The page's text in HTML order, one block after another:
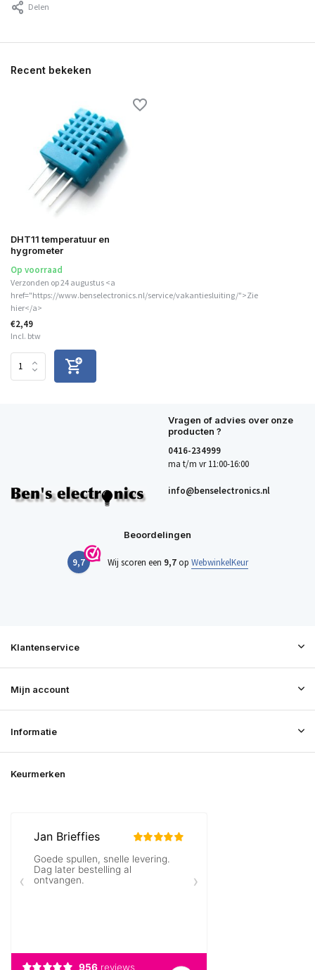
Delen
Recent bekeken
DHT11 temperatuur en
hygrometer
Op voorraad
Verzonden op 24 augustus <a
href="https://www.benselectronics.nl/service/vakantiesluiting/">Zie
hier</a>
€2,49
Incl. btw
Vragen of advies over onze
producten ?
0416-234999
ma t/m vr 11:00-16:00
info@benselectronics.nl
Beoordelingen
9,7 Wij scoren een 9,7op WebwinkelKeur
Klantenservice
Mijn account
Informatie
Keurmerken